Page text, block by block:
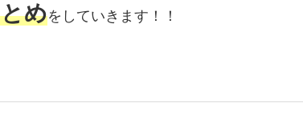
めをしていきます！！